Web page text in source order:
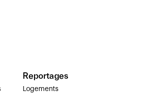
Reportages
Logements